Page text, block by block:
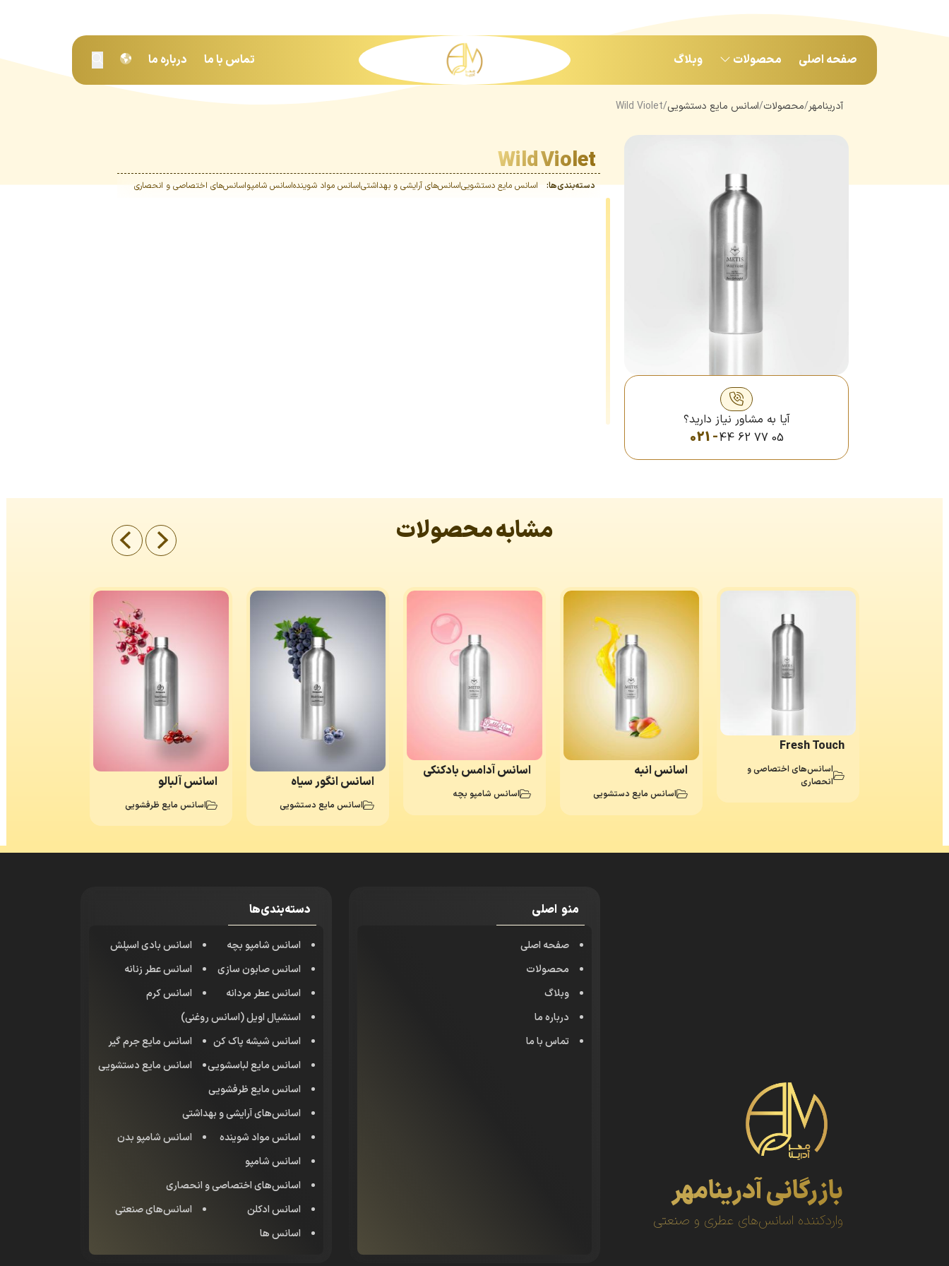
صفحه اصلی محصولات وبلاگ درباره ما تماس با ما
آدرینامهر محصولات اسانس مایع دستشویی Wild Violet
آیا به مشاور نیاز دارید؟
021 -44 62 77 05
Wild Violet
دسته‌بندی‌ها: اسانس مایع دستشوییاسانس‌های آرایشی و بهداشتیاسانس مواد شویندهاسانس شامپواسانس‌های اختصاصی و انحصاری
مشابه محصولات
اسانس آدامس بادکنکی
اسانس شامپو بچه
اسانس انبه
اسانس مایع دستشویی
Fresh Touch
اسانس‌های اختصاصی و
انحصاری
اسانس آلبالو
اسانس مایع ظرفشویی
اسانس انگور سیاه
اسانس مایع دستشویی
بازرگانی آدرینامهر
واردکننده اسانس‌های عطری و صنعتی
منو اصلی
صفحه اصلی
محصولات
وبلاگ
درباره ما
تماس با ما
دسته‌بندی‌ها
اسانس شامپو بچه
اسانس بادی اسپلش
اسانس صابون سازی
اسانس عطر زنانه
اسانس عطر مردانه
اسانس کرم
اسنشیال اویل (اسانس روغنی)
اسانس شیشه پاک کن
اسانس مایع جرم گیر
اسانس مایع لباسشویی
اسانس مایع دستشویی
اسانس مایع ظرفشویی
اسانس‌های آرایشی و بهداشتی
اسانس مواد شوینده
اسانس شامپو بدن
اسانس شامپو
اسانس‌های اختصاصی و انحصاری
اسانس‌ ادکلن
اسانس‌های صنعتی
اسانس ها